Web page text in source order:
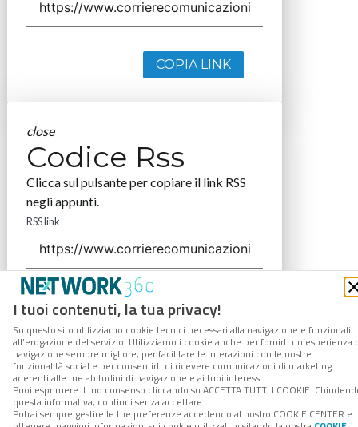
I tuoi contenuti, la tua privacy!
Su questo sito utilizziamo cookie tecnici necessari alla navigazione e funzionali
all’erogazione del servizio. Utilizziamo i cookie anche per fornirti un’esperienza
navigazione sempre migliore, per facilitare le interazioni con le nostre
funzionalità social e per consentirti di ricevere comunicazioni di marketing
aderenti alle tue abitudini di navigazione e ai tuoi interessi.
Puoi esprimere il tuo consenso cliccando su ACCETTA TUTTI I COOKIE.
questa informativa, continui senza accettare.
Potrai sempre gestire le tue preferenze accedendo al nostro COOKIE CENTER e
COPIA LINK
close
Codice Rss
Clicca sul pulsante per copiare il link RSS
negli appunti.
RSS link
COPIA LINK